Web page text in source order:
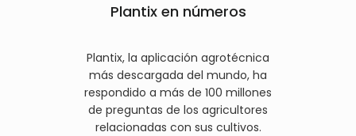
Plantix en números
Plantix, la aplicación agrotécnica
más descargada del mundo, ha
respondido a más de 100 millones
de preguntas de los agricultores
relacionadas con sus cultivos.